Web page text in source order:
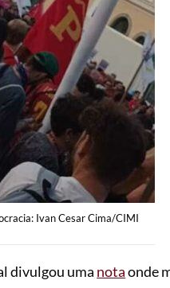
Ivan Cesar Cima/CIMI
divulgou uma notaonde